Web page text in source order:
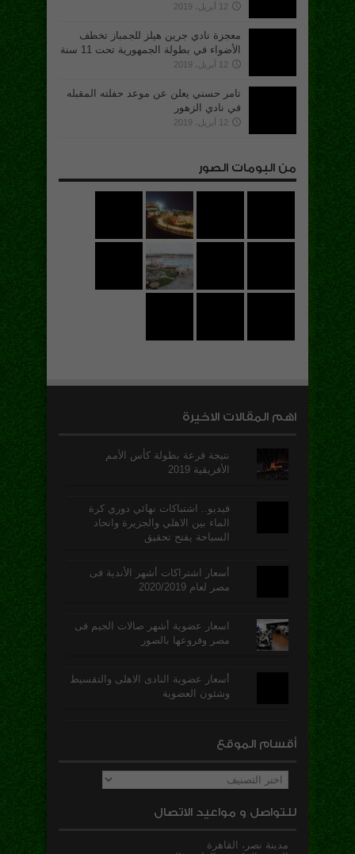
12 أبريل، 2019
معجزة نادي جرين هيلز للجمباز تخطف
الأضواء في بطولة الجمهورية تحت 11 سنة
12 أبريل، 2019
تامر حسني يعلن عن موعد حفلته المقبله
في نادي الزهور
12 أبريل، 2019
من البومات الصور
اهم المقالات الاخيرة
نتيجة قرعة بطولة كأس الأمم
الأفريقية 2019
فيديو.. اشتباكات نهائي دوري كرة
الماء بين الاهلي والجزيرة واتحاد
السباحة يفتح تحقيق
أسعار اشتراكات أشهر الأندية فى
مصر لعام 2020/2019
اسعار عضوية أشهر صالات الجيم فى
مصر وفروعها بالصور
أسعار عضوية النادى الاهلى والتقسيط
وشئون العضوية
أقسام الموقع
أقسام
الموقع
للتواصل و مواعيد الاتصال
مدينة نصر، القاهرة